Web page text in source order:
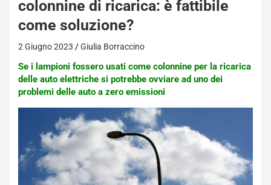
colonnine di ricarica: è fattibile
come soluzione?
2 Giugno 2023 Giulia Borraccino
Se i lampioni fossero usati come colonnine per la ricarica
delle auto elettriche si potrebbe ovviare ad uno dei
problemi delle auto a zero emissioni